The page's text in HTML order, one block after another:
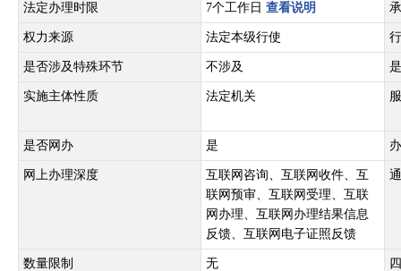
法定办理时限 7个工作日 查看说明
权力来源 法定本级行使
是否涉及特殊环节 不涉及
实施主体性质 法定机关
是否网办 是
网上办理深度
互联网咨询、互联网收件、互
联网预审、互联网受理、互联
网办理、互联网办理结果信息
反馈、互联网电子证照反馈
数量限制 无